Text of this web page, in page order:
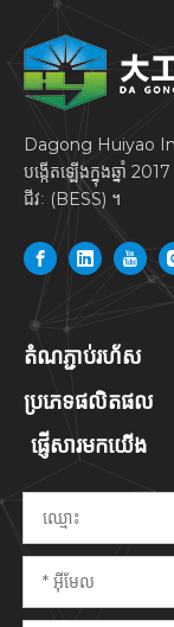
Dagong Huiyao
បង្កើតឡើងក្នុងឆ្នាំ
ជីវៈ (BESS) ។
តំណភ្ជាប់រហ័ស
ប្រភេទផលិតផល
ផ្ញើសារមកយើង